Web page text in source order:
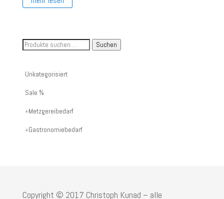
Suche
Artikelnummer
oder
Suchen
Unkategorisiert
Sale %
Metzgereibedarf
Gastronomiebedarf
Copyright © 2017 Christoph Kunad – alle